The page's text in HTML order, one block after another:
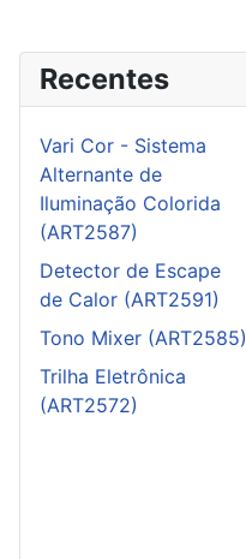
Recentes
Vari Cor - Sistema
Alternante de
Iluminação Colorida
(ART2587)
Detector de Escape
de Calor (ART2591)
Tono Mixer (ART2585)
Trilha Eletrônica
(ART2572)